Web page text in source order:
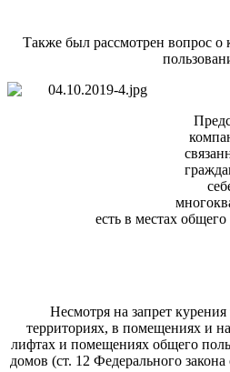
Также был рассмотрен вопрос о
есть в местах
Несмотря на запрет
территориях, в помещениях и
лифтах и помещениях общего
домов (ст. 12 Федерального